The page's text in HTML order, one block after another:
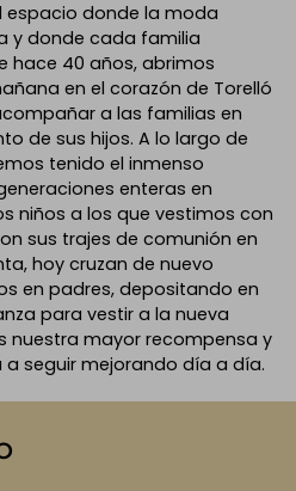
espacio donde la moda
y donde cada familia
hace 40 años, abrimos
en el corazón de Torelló
a las familias en
de sus hijos. A lo largo de
tenido el inmenso
enteras en
niños a los que vestimos con
sus trajes de comunión en
hoy cruzan de nuevo
en padres, depositando en
para vestir a la nueva
nuestra mayor recompensa y
seguir mejorando día a día.